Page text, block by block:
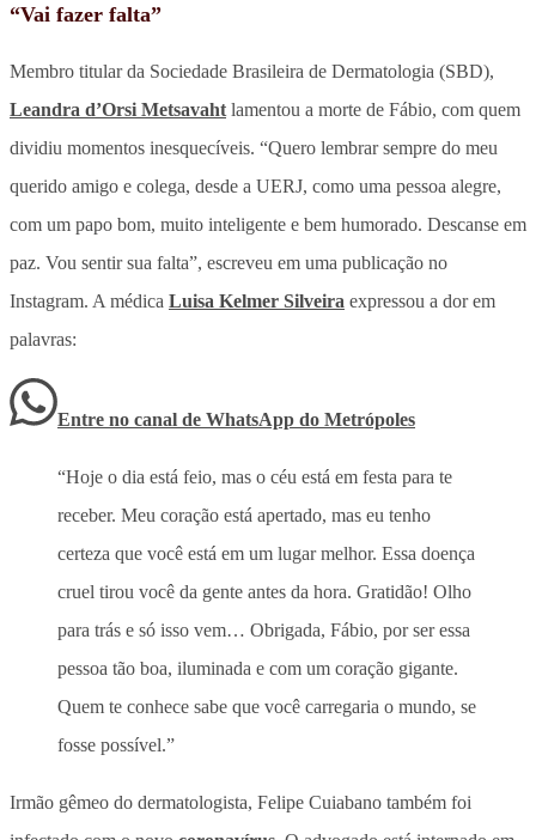
“Vai fazer falta”
Membro titular da Sociedade Brasileira de Dermatologia (SBD),
Leandra d’Orsi Metsavaht lamentou a morte de Fábio, com quem
dividiu momentos inesquecíveis. “Quero lembrar sempre do meu
querido amigo e colega, desde a UERJ, como uma pessoa alegre,
com um papo bom, muito inteligente e bem humorado. Descanse em
paz. Vou sentir sua falta”, escreveu em uma publicação no
Instagram. A médica Luisa Kelmer Silveira expressou a dor em
palavras:
Entre no canal de WhatsApp do Metrópoles
“Hoje o dia está feio, mas o céu está em festa para te
receber. Meu coração está apertado, mas eu tenho
certeza que você está em um lugar melhor. Essa doença
cruel tirou você da gente antes da hora. Gratidão! Olho
para trás e só isso vem… Obrigada, Fábio, por ser essa
pessoa tão boa, iluminada e com um coração gigante.
Quem te conhece sabe que você carregaria o mundo, se
fosse possível.”
Irmão gêmeo do dermatologista, Felipe Cuiabano também foi